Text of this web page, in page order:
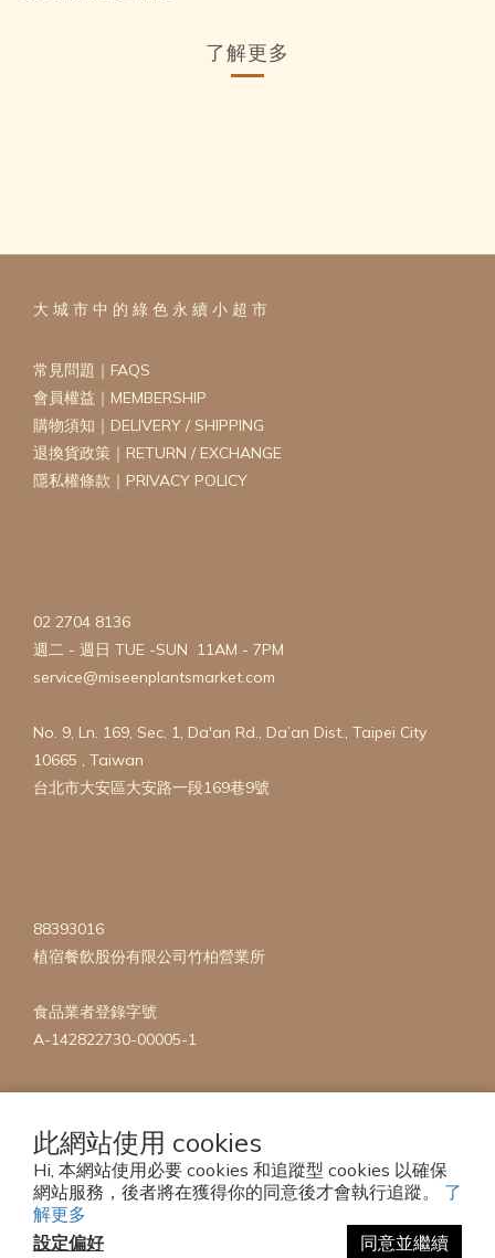
此網站使用 cookies
Hi, 本網站使用必要 cookies 和追蹤型 cookies 以確保
網站服務，後者將在獲得你的同意後才會執行追蹤。 了
解更多
設定偏好
同意並繼續
了解更多
大 城 市 中 的 綠 色 永 續 小 超 市
常見問題｜FAQS
會員權益｜MEMBERSHIP
購物須知｜DELIVERY / SHIPPING
退換貨政策｜RETURN / EXCHANGE
隱私權條款｜PRIVACY POLICY
02 2704 8136
週二 - 週日 TUE -SUN 11AM - 7PM
service@miseenplantsmarket.com
No. 9, Ln. 169, Sec. 1, Da'an Rd., Da’an Dist., Taipei City
10665 , Taiwan
台北市大安區大安路一段169巷9號
88393016
植宿餐飲股份有限公司竹柏營業所
食品業者登錄字號
A-142822730-00005-1
Copyright 2023 © mise en Plants